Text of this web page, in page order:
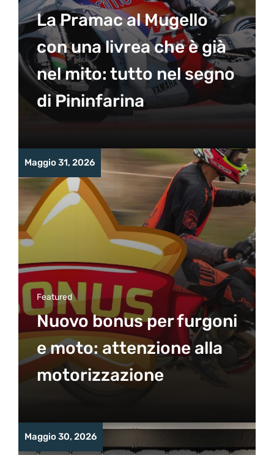
La Pramac al Mugello
con una livrea che è già
nel mito: tutto nel segno
di Pininfarina
Maggio 31, 2026
Featured
Nuovo bonus per furgoni
e moto: attenzione alla
motorizzazione
Maggio 30, 2026